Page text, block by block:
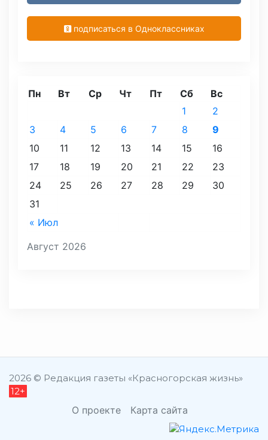
подписаться в Одноклассниках
Август 2026
Пн Вт Ср Чт Пт Сб Вс
« Июл
1
2
3
4 5 6 7 8
9
10
11 12 13 14 15
16
17
18 19 20 21 22
23
24
25 26 27 28 29
30
31
2026 © Редакция газеты «Красногорская жизнь»
12+
О проекте Карта сайта